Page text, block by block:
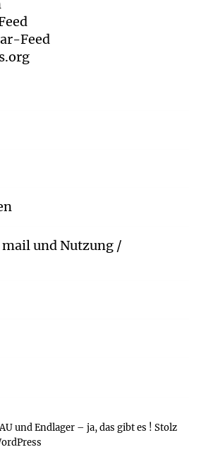
Feed
und Nutzung /
und Endlager – ja, das gibt es ! Stolz